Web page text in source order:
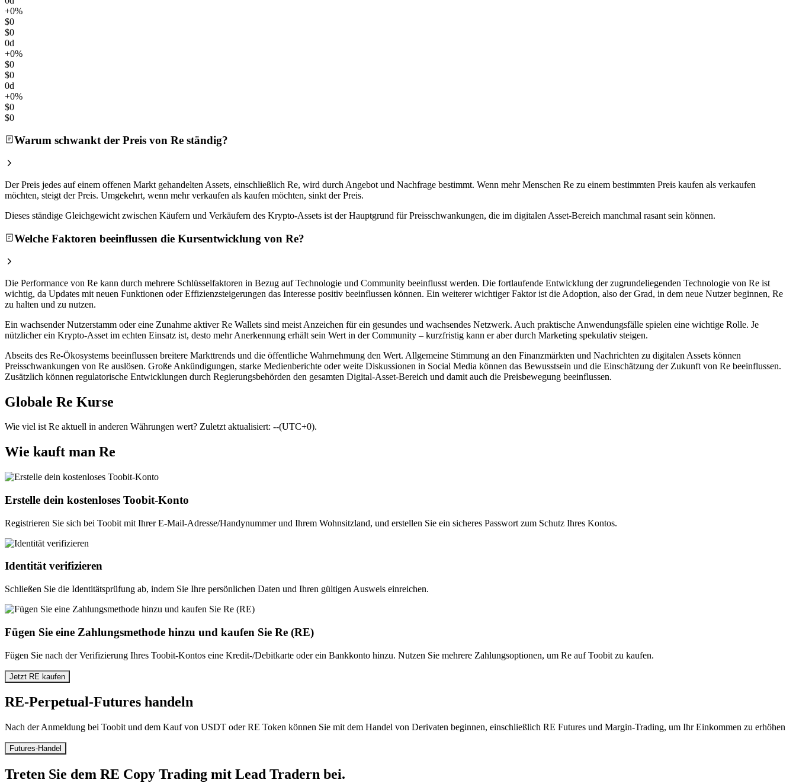
+0%
$0
$0
0d
+0%
$0
$0
0d
+0%
$0
$0
Warum schwankt der Preis von Re ständig?
Der Preis jedes auf einem offenen Markt gehandelten Assets, einschließlich Re, wird durch Angebot und Nachfrage bestimmt. Wenn mehr Menschen Re zu einem bestimmten Preis kaufen als verkaufen
möchten, steigt der Preis. Umgekehrt, wenn mehr verkaufen als kaufen möchten, sinkt der Preis.
Dieses ständige Gleichgewicht zwischen Käufern und Verkäufern des Krypto-Assets ist der Hauptgrund für Preisschwankungen, die im digitalen Asset-Bereich manchmal rasant sein können.
Welche Faktoren beeinflussen die Kursentwicklung von Re?
Die Performance von Re kann durch mehrere Schlüsselfaktoren in Bezug auf Technologie und Community beeinflusst werden. Die fortlaufende Entwicklung der zugrundeliegenden Technologie von Re ist
wichtig, da Updates mit neuen Funktionen oder Effizienzsteigerungen das Interesse positiv beeinflussen können. Ein weiterer wichtiger Faktor ist die Adoption, also der Grad, in dem neue Nutzer beginnen, Re
zu halten und zu nutzen.
Ein wachsender Nutzerstamm oder eine Zunahme aktiver Re Wallets sind meist Anzeichen für ein gesundes und wachsendes Netzwerk. Auch praktische Anwendungsfälle spielen eine wichtige Rolle. Je
nützlicher ein Krypto-Asset im echten Einsatz ist, desto mehr Anerkennung erhält sein Wert in der Community – kurzfristig kann er aber durch Marketing spekulativ steigen.
Abseits des Re-Ökosystems beeinflussen breitere Markttrends und die öffentliche Wahrnehmung den Wert. Allgemeine Stimmung an den Finanzmärkten und Nachrichten zu digitalen Assets können
Preisschwankungen von Re auslösen. Große Ankündigungen, starke Medienberichte oder weite Diskussionen in Social Media können das Bewusstsein und die Einschätzung der Zukunft von Re beeinflussen.
Zusätzlich können regulatorische Entwicklungen durch Regierungsbehörden den gesamten Digital-Asset-Bereich und damit auch die Preisbewegung beeinflussen.
Globale Re Kurse
Wie viel ist Re aktuell in anderen Währungen wert? Zuletzt aktualisiert: --(UTC+0).
Wie kauft man Re
Erstelle dein kostenloses Toobit-Konto
Registrieren Sie sich bei Toobit mit Ihrer E-Mail-Adresse/Handynummer und Ihrem Wohnsitzland, und erstellen Sie ein sicheres Passwort zum Schutz Ihres Kontos.
Identität verifizieren
Schließen Sie die Identitätsprüfung ab, indem Sie Ihre persönlichen Daten und Ihren gültigen Ausweis einreichen.
Fügen Sie eine Zahlungsmethode hinzu und kaufen Sie Re (RE)
Fügen Sie nach der Verifizierung Ihres Toobit-Kontos eine Kredit-/Debitkarte oder ein Bankkonto hinzu. Nutzen Sie mehrere Zahlungsoptionen, um Re auf Toobit zu kaufen.
Jetzt RE kaufen
RE-Perpetual-Futures handeln
Nach der Anmeldung bei Toobit und dem Kauf von USDT oder RE Token können Sie mit dem Handel von Derivaten beginnen, einschließlich RE Futures und Margin-Trading, um Ihr Einkommen zu erhöhen
Futures-Handel
Treten Sie dem RE Copy Trading mit Lead Tradern bei.